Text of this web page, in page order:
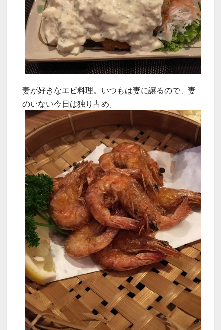
妻が好きなエビ料理。いつもは妻に譲るので、妻
のいない今日は独り占め。